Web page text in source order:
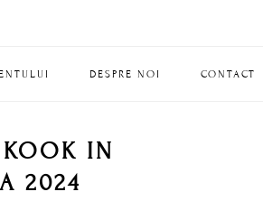
DESPRE NOI CONTACT
IN
2024